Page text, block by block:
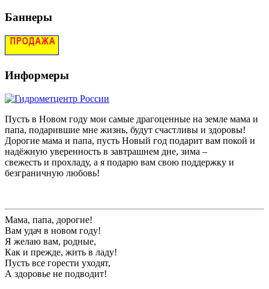
Баннеры
Информеры
Пусть в Новом году мои самые драгоценные на земле мама и
папа, подарившие мне жизнь, будут счастливы и здоровы!
Дорогие мама и папа, пусть Новый год подарит вам покой и
надёжную уверенность в завтрашнем дне, зима –
свежесть и прохладу, а я подарю вам свою поддержку и
безграничную любовь!
Мама, папа, дорогие!
Вам удач в новом году!
Я желаю вам, родные,
Как и прежде, жить в ладу!
Пусть все горести уходят,
А здоровье не подводит!